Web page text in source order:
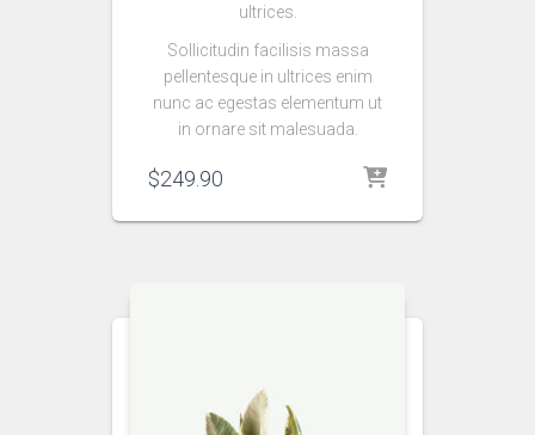
ultrices.
Sollicitudin facilisis massa
pellentesque in ultrices enim
nunc ac egestas elementum ut
in ornare sit malesuada.
$249.90